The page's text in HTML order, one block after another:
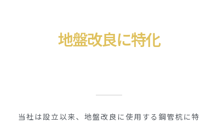
地盤改良に特化
当社は設立以来、地盤改良に使用する鋼管杭に特